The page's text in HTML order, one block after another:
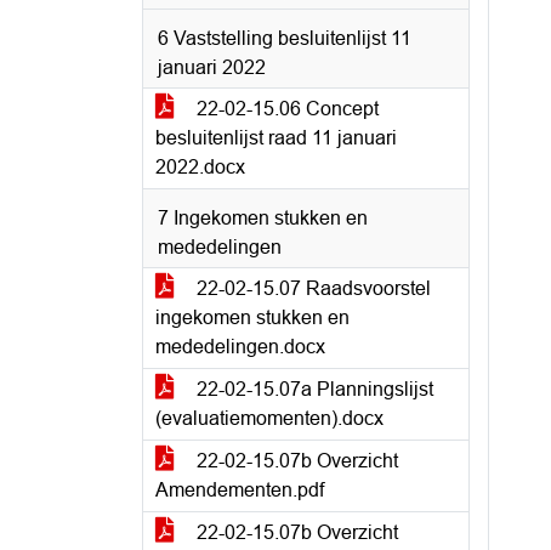
6 Vaststelling besluitenlijst 11
januari 2022
22-02-15.06 Concept
besluitenlijst raad 11 januari
2022.docx
7 Ingekomen stukken en
mededelingen
22-02-15.07 Raadsvoorstel
ingekomen stukken en
mededelingen.docx
22-02-15.07a Planningslijst
(evaluatiemomenten).docx
22-02-15.07b Overzicht
Amendementen.pdf
22-02-15.07b Overzicht